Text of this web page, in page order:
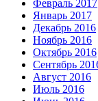
Февраль 2017
Январь 2017
Декабрь 2016
Ноябрь 2016
Октябрь 2016
Сентябрь
Август 2016
Июль 2016